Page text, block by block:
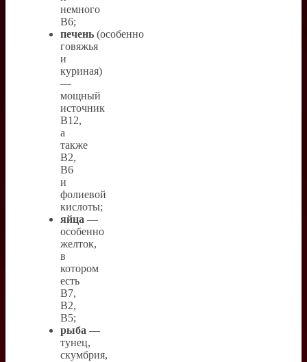
немного
B6;
печень (особенно
говяжья
и
куриная)
—
мощный
источник
B12,
а
также
B2,
B6
и
фолиевой
кислоты;
яйца —
особенно
желток,
в
котором
есть
B7,
B2,
B5;
рыба —
тунец,
скумбрия,